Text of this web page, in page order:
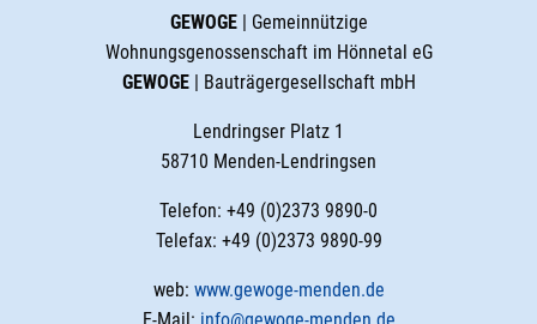
GEWOGE| Gemeinnützige
Wohnungsgenossenschaft im Hönnetal eG
GEWOGE| Bauträgergesellschaft mbH
Lendringser Platz 1
58710 Menden-Lendringsen
Telefon: +49 (0)2373 9890-0
Telefax: +49 (0)2373 9890-99
web: www.gewoge-menden.de